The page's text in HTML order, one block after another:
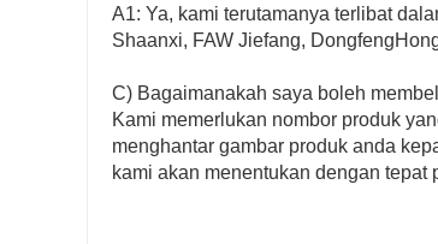
A1: Ya, kami terutamanya terlibat
Shaanxi, FAW Jiefang,
C) Bagaimanakah saya boleh
Kami memerlukan nombor produk
menghantar gambar produk anda
kami akan menentukan dengan tepat